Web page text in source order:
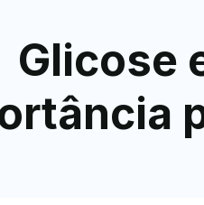
Glicose